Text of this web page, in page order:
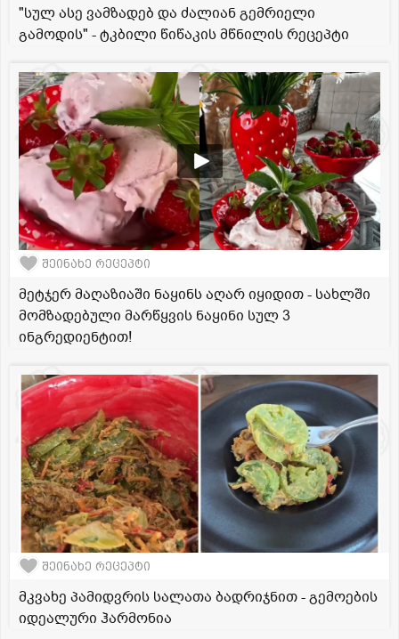
"სულ ასე ვამზადებ და ძალიან გემრიელი
გამოდის" - ტკბილი წიწაკის მწნილის რეცეპტი
შეინახე რეცეპტი
მეტჯერ მაღაზიაში ნაყინს აღარ იყიდით - სახლში
მომზადებული მარწყვის ნაყინი სულ 3
ინგრედიენტით!
შეინახე რეცეპტი
მკვახე პამიდვრის სალათა ბადრიჯნით - გემოების
იდეალური ჰარმონია